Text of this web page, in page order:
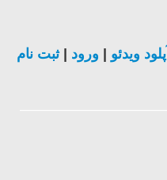
آپلود ویدئو ورود |ثبت نام